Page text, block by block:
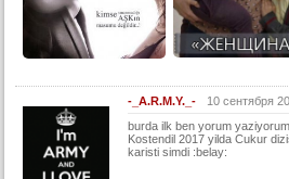
-_A.R.M.Y._-
10 сентября
burda ilk ben yorum
Kostendil 2017 yilda Cukur
karisti simdi :belay: